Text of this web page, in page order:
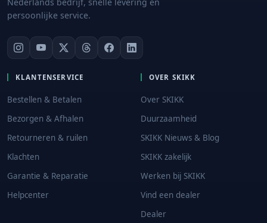
persoonlijke service.
KLANTENSERVICE
Bestellen & Betalen
Bezorgen & Afhalen
Retourneren & ruilen
Klachten
Garantie & Reparatie
Helpcenter
OVER SKIKK
Over SKIKK
Duurzaamheid
SKIKK Nieuws & Blog
SKIKK zakelijk
Werken bij SKIKK
Vind een dealer
Dealer